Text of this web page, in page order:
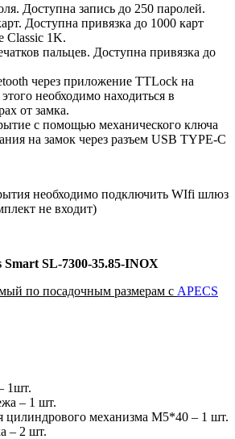
Доступна запись до 250 паролей.
Доступна привязка до 1000 карт
Classic 1K.
пальцев. Доступна привязка до
через приложение TTLock на
необходимо находиться в
от замка.
с помощью механического ключа
на замок через разъем USB TYPE-C
необходимо подключить WIfi шлюз
не входит)
Smart SL-7300-35.85-INOX
по посадочным размерам с APECS
1шт.
– 1 шт.
цилиндрового механизма М5*40 – 1 шт.
– 2 шт.